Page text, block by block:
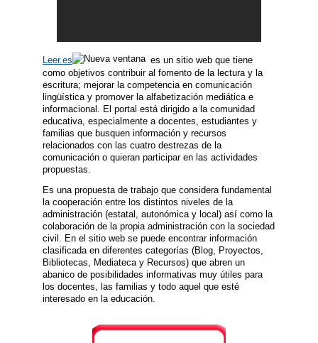
Leer.es
es un sitio web que tiene
como objetivos contribuir al fomento de la lectura y la
escritura; mejorar la competencia en comunicación
lingüística y promover la alfabetización mediática e
informacional. El portal está dirigido a la comunidad
educativa, especialmente a docentes, estudiantes y
familias que busquen información y recursos
relacionados con las cuatro destrezas de la
comunicación o quieran participar en las actividades
propuestas.
Es una propuesta de trabajo que considera fundamental
la cooperación entre los distintos niveles de la
administración (estatal, autonómica y local) así como la
colaboración de la propia administración con la sociedad
civil. En el sitio web se puede encontrar información
clasificada en diferentes categorías (Blog, Proyectos,
Bibliotecas, Mediateca y Recursos) que abren un
abanico de posibilidades informativas muy útiles para
los docentes, las familias y todo aquel que esté
interesado en la educación.